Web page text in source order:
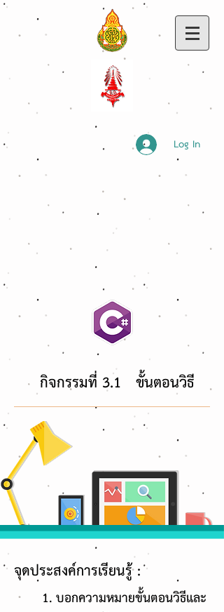
Log In
กิจกรรมที่ 3.1 ขั้นตอนวิธี
จุดประสงค์การเรียนรู้ :
1. บอกความหมายขั้นตอนวิธีและ